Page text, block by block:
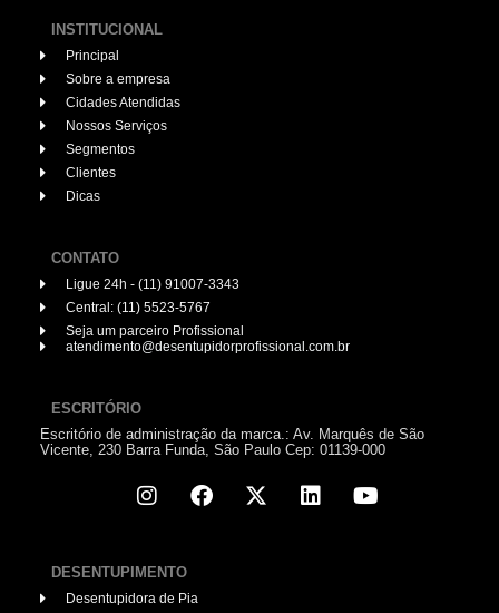
INSTITUCIONAL
Principal
Sobre a empresa
Cidades Atendidas
Nossos Serviços
Segmentos
Clientes
Dicas
CONTATO
Ligue 24h - (11) 91007-3343
Central: (11) 5523-5767
Seja um parceiro Profissional
atendimento@desentupidorprofissional.com.br
ESCRITÓRIO
Escritório de administração da marca.: Av. Marquês de São
Vicente, 230 Barra Funda, São Paulo Cep: 01139-000
DESENTUPIMENTO
Desentupidora de Pia